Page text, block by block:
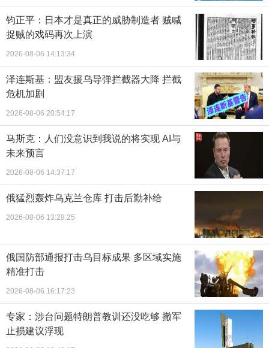
钧正平：日本才是真正的威胁制造者 贼喊
捉贼的戏码再次上演
2026-08-06 14:13:34
泽连斯基：盟友援乌导弹拦截器大降 拦截
危机加剧
2026-08-06 20:54:17
马斯克：人们没意识到我说的将实现 AI与
未来预言
2026-08-06 14:37:17
俄猛烈轰炸乌克兰仓库 打击后勤补给
2026-08-06 13:28:25
俄国防部通报打击乌目标成果 多区域实施
精准打击
2026-08-06 16:17:23
专家：涉台问题特朗普教训还没吃够 撤军
止损建议浮现